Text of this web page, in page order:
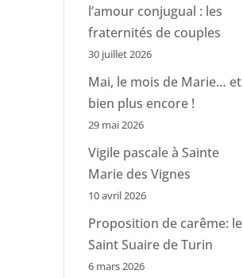
l’amour conjugual : les
fraternités de couples
30 juillet 2026
Mai, le mois de Marie… et
bien plus encore !
29 mai 2026
Vigile pascale à Sainte
Marie des Vignes
10 avril 2026
Proposition de carême: le
Saint Suaire de Turin
6 mars 2026